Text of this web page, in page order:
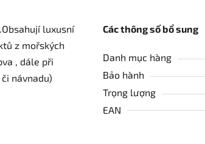
luxusní
z mořských
, dále při
návnadu)
Các thông số bổ sung
Danh mục hàng
Bảo hành
Trọng lượng
EAN